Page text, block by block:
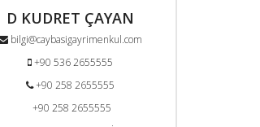
D KUDRET ÇAYAN
bilgi@caybasigayrimenkul.com
+90 536 2655555
+90 258 2655555
+90 258 2655555